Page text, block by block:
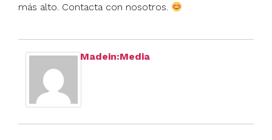
más alto. Contacta con nosotros.
Madein:Media